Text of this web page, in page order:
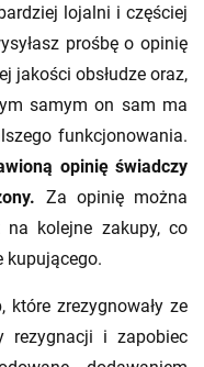
lojalni i częściej
prośbę o opinię
jakości obsłudze oraz,
samym on sam ma
funkcjonowania.
opinię świadczy
Za opinię można
na kolejne zakupy, co
kupującego.
zrezygnowały ze
rezygnacji i zapobiec